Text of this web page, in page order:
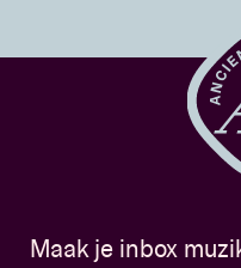
Maak je inbox